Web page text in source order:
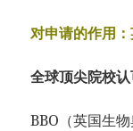
对申请的作用
全球顶尖院校
BBO（英国生